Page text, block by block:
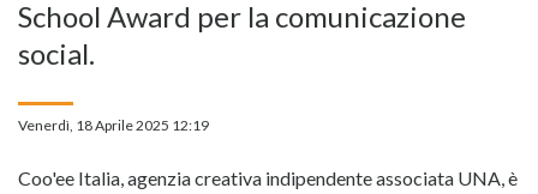
School Award per la comunicazione
social.
Venerdì, 18 Aprile 2025 12:19
Coo'ee Italia, agenzia creativa indipendente associata UNA, è